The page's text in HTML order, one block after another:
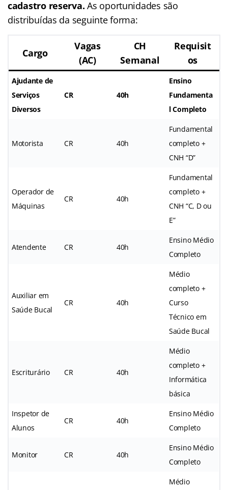
cadastro reserva.As oportunidades são
distribuídas da seguinte forma:
Cargo
Vagas
(AC)
CH
Semanal
Requisit
os
Ajudante de
Serviços
Diversos
CR 40h
Ensino
Fundamenta
l Completo
Motorista CR 40h
Fundamental
completo +
CNH “D”
Operador de
Máquinas
CR 40h
Fundamental
completo +
CNH “C, D ou
E”
Atendente CR 40h
Ensino Médio
Completo
Auxiliar em
Saúde Bucal
CR 40h
Médio
completo +
Curso
Técnico em
Saúde Bucal
Escriturário CR 40h
Médio
completo +
Informática
básica
Inspetor de
Alunos
CR 40h
Ensino Médio
Completo
Monitor CR 40h
Ensino Médio
Completo
Médio